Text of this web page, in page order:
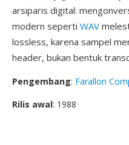
arsiparis digital:
modern seperti WAV
lossless, karena sampel
header, bukan bentuk
Pengembang: Farallon
Rilis awal: 1988